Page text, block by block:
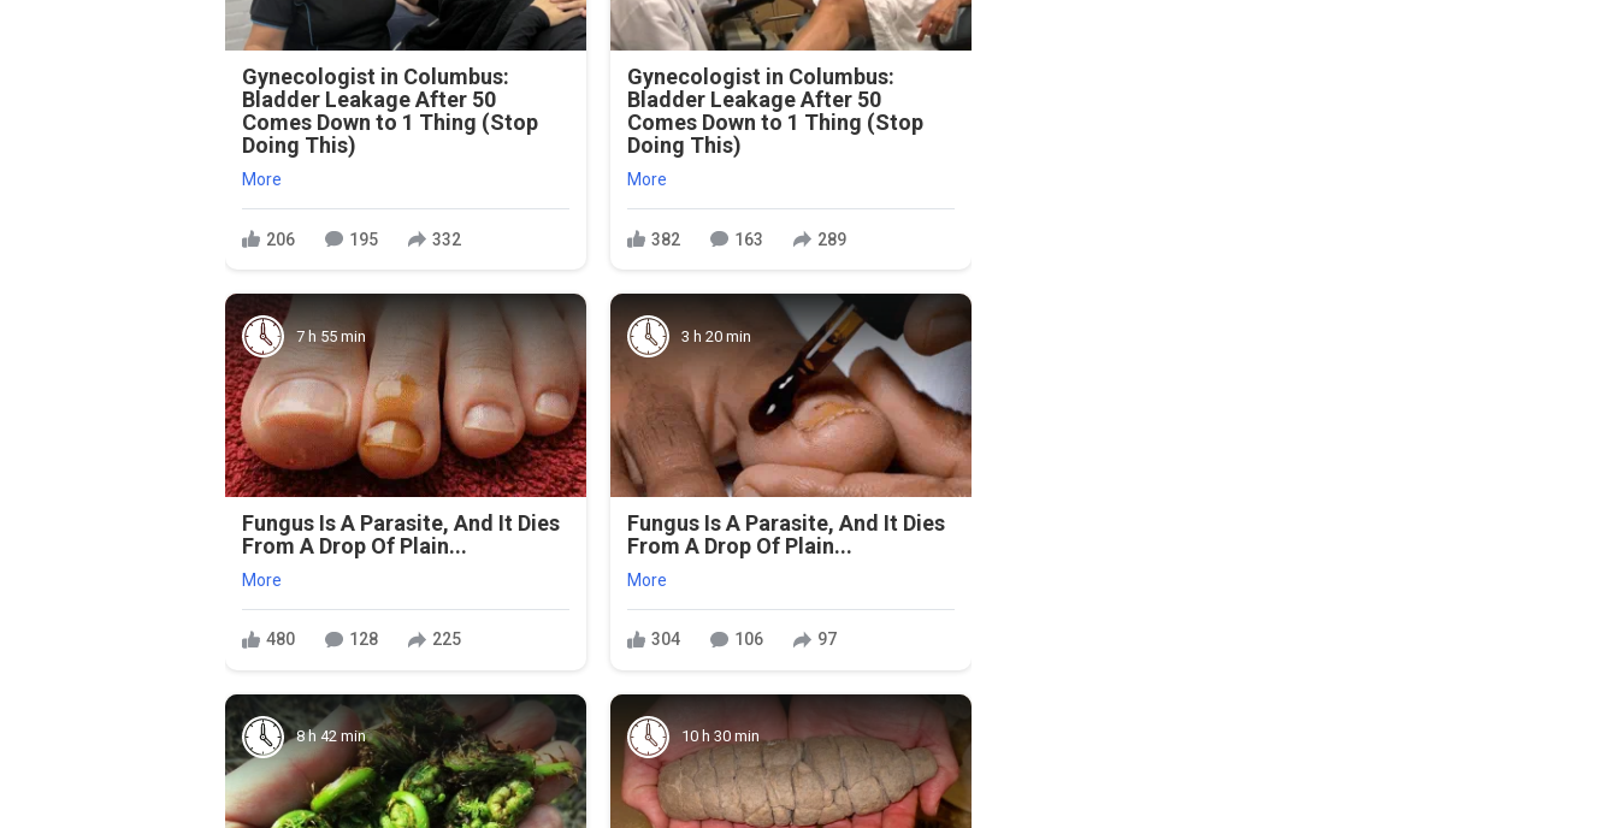
Gynecologist in Columbus:
Bladder Leakage After 50
Comes Down to 1 Thing (Stop
Doing This)
More
206 195 332
Gynecologist in Columbus:
Bladder Leakage After 50
Comes Down to 1 Thing (Stop
Doing This)
More
382 163 289
7 h 55 min
Fungus Is A Parasite, And It Dies
From A Drop Of Plain...
More
480 128 225
3 h 20 min
Fungus Is A Parasite, And It Dies
From A Drop Of Plain...
More
304 106 97
8 h 42 min 10 h 30 min